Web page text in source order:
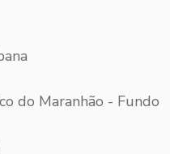
do Maranhão - Fundo